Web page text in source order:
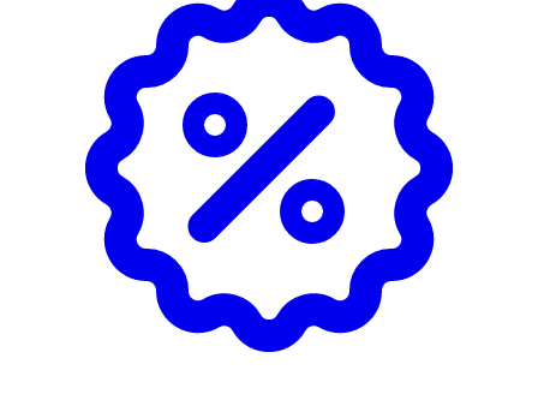
2. Ta bort skyddspappret.
3. Placera sårdynan över såret och tryck stadigt så att
plåstret fäster.
4. Byt plåster
var 24:e timme, eller tidigare om det
blivit blött.
Observera:
· Använd omedelbart efter att skyddsomslaget